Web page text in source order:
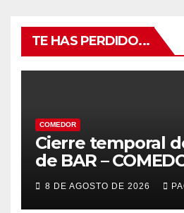
TE HAS PERDIDO...
COMEDOR
Cierre temporal
de BAR –
8 DE AGOSTO DE 2026